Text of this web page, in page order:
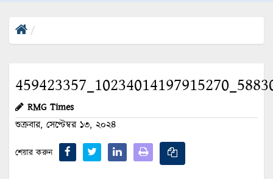
RMG Times
শুক্রবার, সেপ্টেম্বর ১৩, ২০২৪
শেয়ার করুন